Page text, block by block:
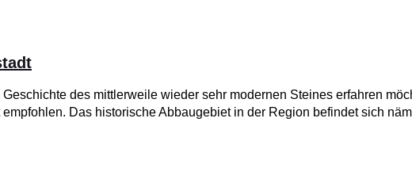
des mittlerweile wieder sehr modernen Steines erfahren
Das historische Abbaugebiet in der Region befindet sich